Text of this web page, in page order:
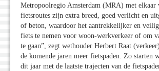
Metropoolregio Amsterdam (MRA) met elkaar
fietsroutes zijn extra breed, goed verlicht en
of beton, waardoor het aantrekkelijker en
fiets te nemen voor woon-werkverkeer of om
te gaan”, zegt wethouder Herbert Raat
de komende jaren meer fietspaden. Zo starten
dit jaar met de laatste trajecten van de